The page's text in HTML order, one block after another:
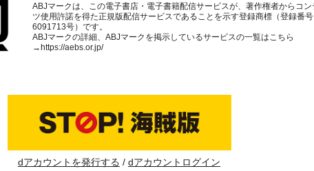
ABJマークは、この電子書店・電子書籍配信サービスが、著作権者からコン
ツ使用許諾を得た正規版配信サービスであることを示す登録商標（登録番
6091713号）です。
ABJマークの詳細、ABJマークを掲示しているサービスの一覧はこちら
→https://aebs.or.jp/
dアカウントを発行する dアカウントログイン